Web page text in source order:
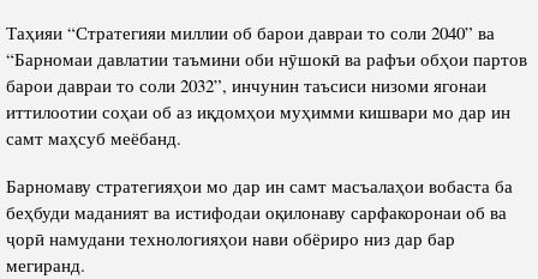
Таҳияи “Стратегияи миллии об барои давраи то соли 2040” ва
“Барномаи давлатии таъмини оби нӯшокӣ ва рафъи обҳои партов
барои давраи то соли 2032”, инчунин таъсиси низоми ягонаи
иттилоотии соҳаи об аз иқдомҳои муҳимми кишвари мо дар ин
самт маҳсуб меёбанд.
Барномаву стратегияҳои мо дар ин самт масъалаҳои вобаста ба
беҳбуди маданият ва истифодаи оқилонаву сарфакоронаи об ва
ҷорӣ намудани технологияҳои нави обёриро низ дар бар
мегиранд.